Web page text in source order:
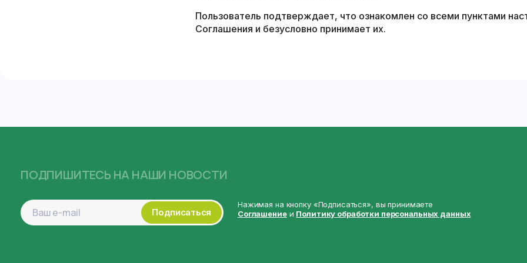
Пользователь подтверждает, что ознакомлен со всеми пунктами
Соглашения и безусловно принимает их.
ПОДПИШИТЕСЬ НА НАШИ НОВОСТИ
Подписаться
Нажимая на кнопку «Подписаться», вы принимаете
Соглашениеи Политику обработки персональных данных